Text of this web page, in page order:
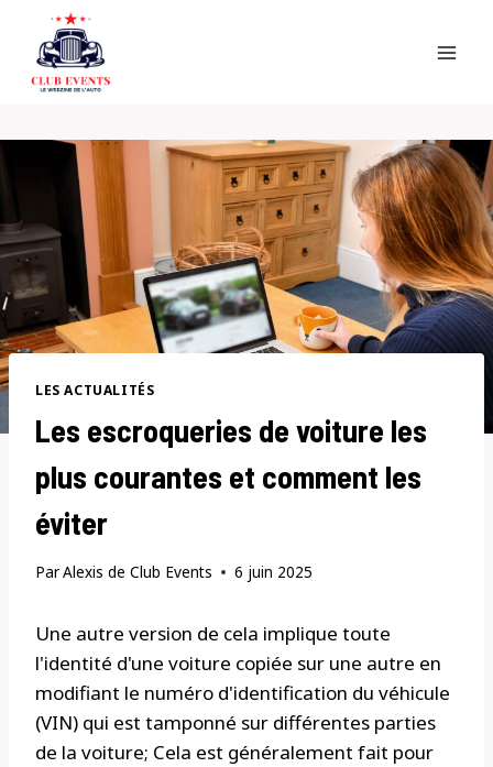
content
LES ACTUALITÉS
Les escroqueries de voiture les
plus courantes et comment les
éviter
ParAlexis de Club Events 6 juin 2025
Une autre version de cela implique toute
l'identité d'une voiture copiée sur une autre en
modifiant le numéro d'identification du véhicule
(VIN) qui est tamponné sur différentes parties
de la voiture; Cela est généralement fait pour